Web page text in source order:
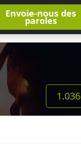
Envoie-nous des
paroles
1.036